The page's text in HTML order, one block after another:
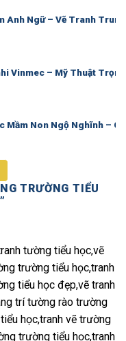
Anh Ngữ – Vẽ Tranh
Vinmec – Mỹ Thuật
Mầm Non Ngộ Nghĩnh –
TRƯỜNG TIỂU
”
tường tiểu học,vẽ
trường tiểu học,tranh
tiểu học đẹp,vẽ tranh
trí tường rào trường
học,tranh vẽ trường
trường tiểu học,tranh